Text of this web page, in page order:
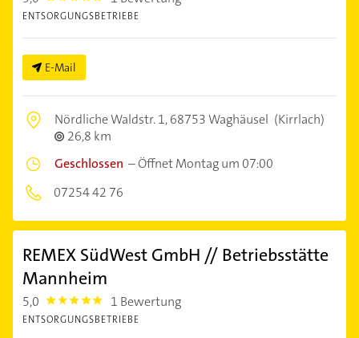
ENTSORGUNGSBETRIEBE
E-Mail
Nördliche Waldstr. 1,68753 Waghäusel (Kirrlach)
26,8 km
Geschlossen –Öffnet Montag um 07:00
07254 42 76
REMEX SüdWest GmbH // Betriebsstätte
Mannheim
5,0 5.0 1 Bewertung
ENTSORGUNGSBETRIEBE